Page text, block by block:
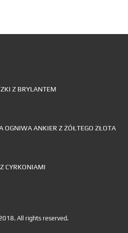
Z BRYLANTEM
OGNIWA ANKIER Z ŻÓŁTEGO ZŁOTA
CYRKONIAMI
All rights reserved.